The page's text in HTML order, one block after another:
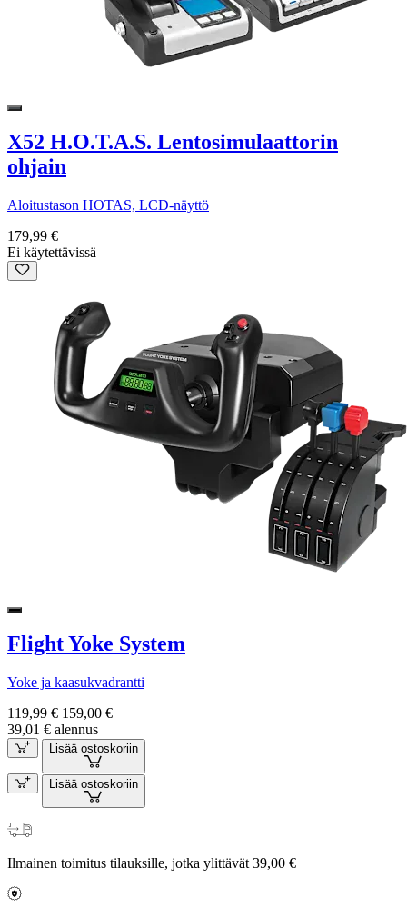
X52 H.O.T.A.S. Lentosimulaattorin
ohjain
Aloitustason HOTAS, LCD-näyttö
179,99 €
Ei käytettävissä
Flight Yoke System
Yoke ja kaasukvadrantti
119,99 € 159,00 €
39,01 € alennus
Lisää ostoskoriin
Lisää ostoskoriin
Ilmainen toimitus tilauksille, jotka ylittävät 39,00 €